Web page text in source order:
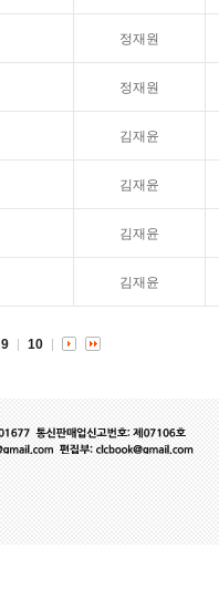
정재원
정재원
김재윤
김재윤
김재윤
김재윤
9 10